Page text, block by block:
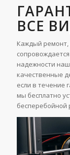
ВСЕ
Каждый
надежности
качественные
если в течение
мы бесплатно
бесперебойной